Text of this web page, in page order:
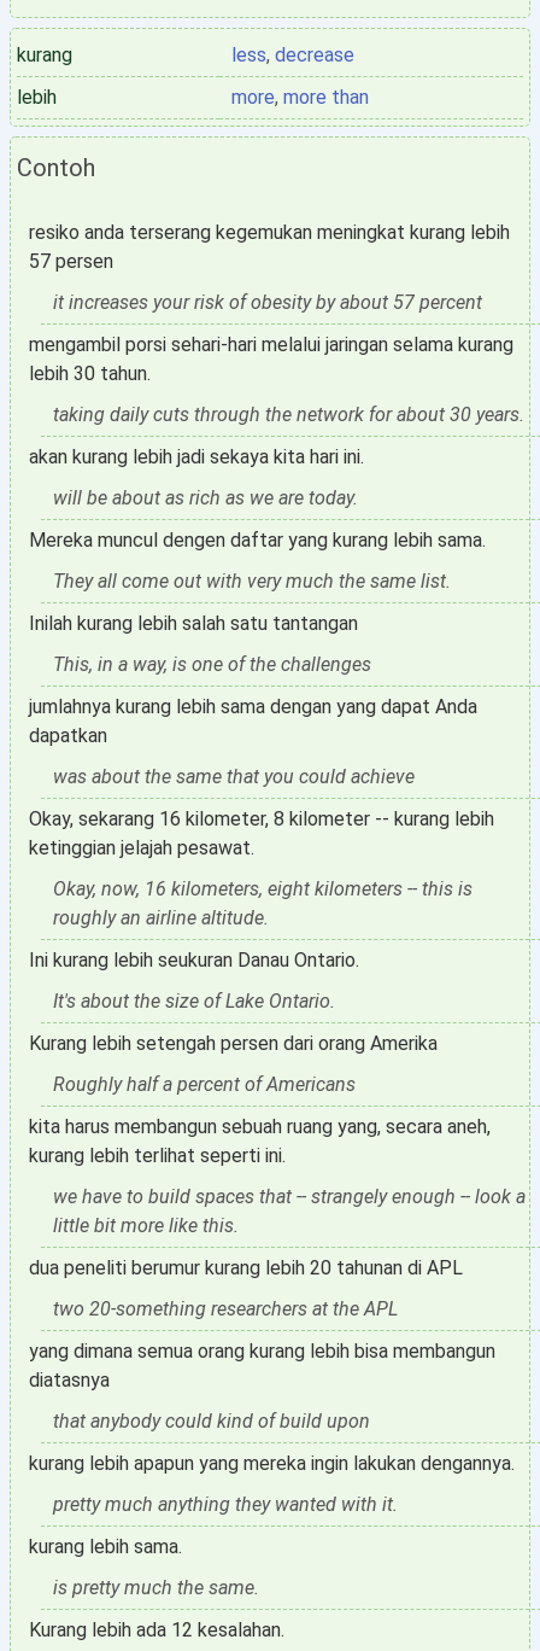
kurang less, decrease
lebih
more, more than
Contoh
resiko anda terserang kegemukan meningkat kurang lebih
57 persen
it increases your risk of obesity by about 57 percent
mengambil porsi sehari-hari melalui jaringan selama kurang
lebih 30 tahun.
taking daily cuts through the network for about 30 years.
akan kurang lebih jadi sekaya kita hari ini.
will be about as rich as we are today.
Mereka muncul dengen daftar yang kurang lebih sama.
They all come out with very much the same list.
Inilah kurang lebih salah satu tantangan
This, in a way, is one of the challenges
jumlahnya kurang lebih sama dengan yang dapat Anda
dapatkan
was about the same that you could achieve
Okay, sekarang 16 kilometer, 8 kilometer -- kurang lebih
ketinggian jelajah pesawat.
Okay, now, 16 kilometers, eight kilometers -- this is
roughly an airline altitude.
Ini kurang lebih seukuran Danau Ontario.
It's about the size of Lake Ontario.
Kurang lebih setengah persen dari orang Amerika
Roughly half a percent of Americans
kita harus membangun sebuah ruang yang, secara aneh,
kurang lebih terlihat seperti ini.
we have to build spaces that -- strangely enough -- look a
little bit more like this.
dua peneliti berumur kurang lebih 20 tahunan di APL
two 20-something researchers at the APL
yang dimana semua orang kurang lebih bisa membangun
diatasnya
that anybody could kind of build upon
kurang lebih apapun yang mereka ingin lakukan dengannya.
pretty much anything they wanted with it.
kurang lebih sama.
is pretty much the same.
Kurang lebih ada 12 kesalahan.